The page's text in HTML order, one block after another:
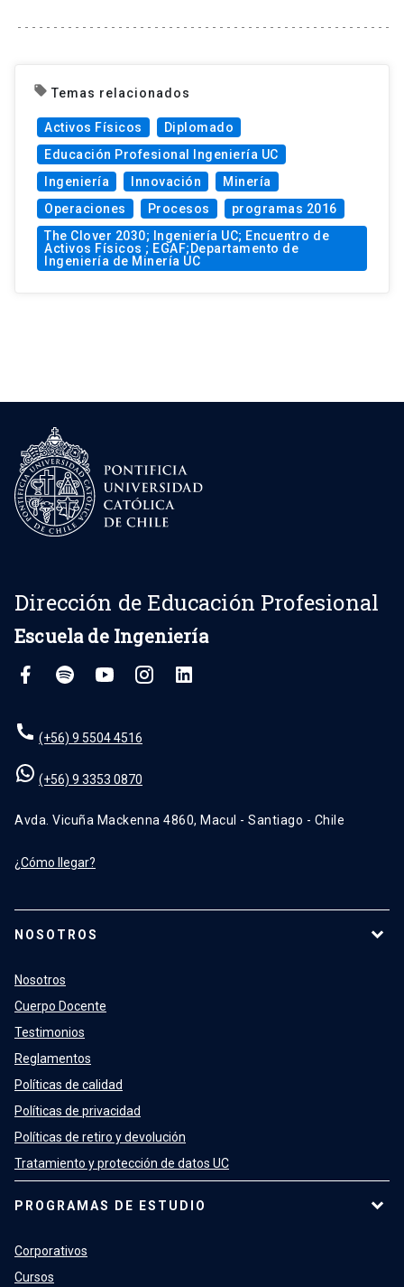
local_offer Temas relacionados
Activos Físicos
Diplomado
Educación Profesional Ingeniería UC
Ingeniería
Innovación
Minería
Operaciones
Procesos
programas 2016
The Clover 2030; Ingeniería UC; Encuentro de
Activos Físicos ; EGAF;Departamento de
Ingeniería de Minería UC
Dirección de Educación Profesional
Escuela de Ingeniería
(+56) 9 5504 4516
(+56) 9 3353 0870
Avda. Vicuña Mackenna 4860, Macul - Santiago - Chile
¿Cómo llegar?
NOSOTROS
Nosotros
Cuerpo Docente
Testimonios
Reglamentos
Políticas de calidad
Políticas de privacidad
Políticas de retiro y devolución
Tratamiento y protección de datos UC
PROGRAMAS DE ESTUDIO
Corporativos
Cursos